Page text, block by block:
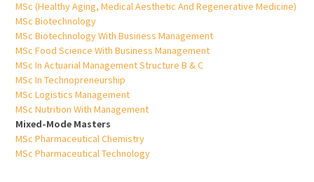
MSc (Healthy Aging, Medical Aesthetic And Regenerative Medicine)
MSc Biotechnology
MSc Biotechnology With Business Management
MSc Food Science With Business Management
MSc In Actuarial Management Structure B & C
MSc In Technopreneurship
MSc Logistics Management
MSc Nutrition With Management
Mixed-Mode Masters
MSc Pharmaceutical Chemistry
MSc Pharmaceutical Technology